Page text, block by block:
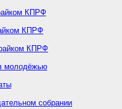
КПРФ
КПРФ
КПРФ
молодёжью
собрании